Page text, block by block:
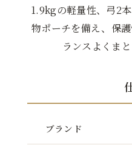
1.9kgの軽量性、弓2
物ポーチを備え、保
ランスよくま
ブランド